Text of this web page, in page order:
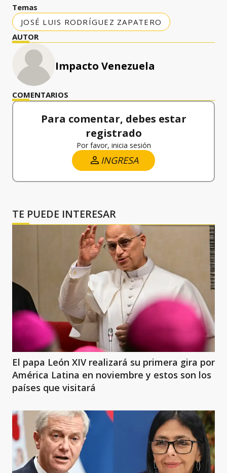
Temas
JOSÉ LUIS RODRÍGUEZ ZAPATERO
AUTOR
Impacto Venezuela
COMENTARIOS
Para comentar, debes estar
registrado
Por favor, inicia sesión
INGRESA
TE PUEDE INTERESAR
El papa León XIV realizará su primera gira por
América Latina en noviembre y estos son los
países que visitará